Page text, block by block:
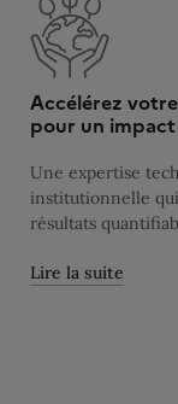
Accélérez
pour un
Une expertise
institutionnelle
résultats
Lire la suite